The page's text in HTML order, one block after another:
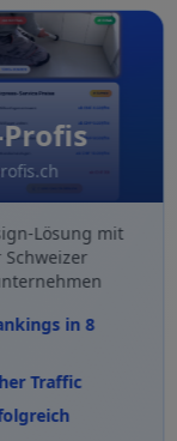
mit
in 8